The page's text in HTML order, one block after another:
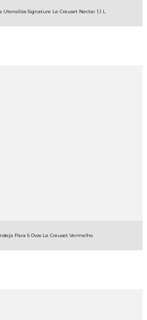
Utensílios Signature Le Creuset Nectar 1,1 L
Para 6 Ovos Le Creuset Vermelho